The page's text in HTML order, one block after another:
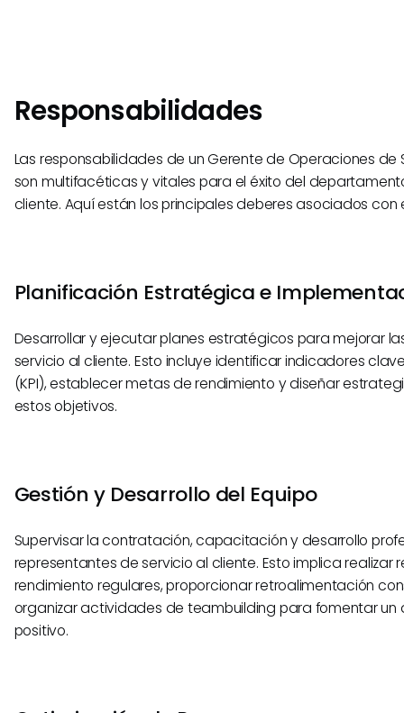
Responsabilidades
Las responsabilidades de un Gerente de Operaciones de
son multifacéticas y vitales para el éxito del
cliente. Aquí están los principales deberes asociados con
Planificación Estratégica e
Desarrollar y ejecutar planes estratégicos para mejorar
servicio al cliente. Esto incluye identificar indicadores
(KPI), establecer metas de rendimiento y diseñar
estos objetivos.
Gestión y Desarrollo del Equipo
Supervisar la contratación, capacitación y desarrollo
representantes de servicio al cliente. Esto implica realizar
rendimiento regulares, proporcionar retroalimentación
organizar actividades de teambuilding para fomentar un
positivo.